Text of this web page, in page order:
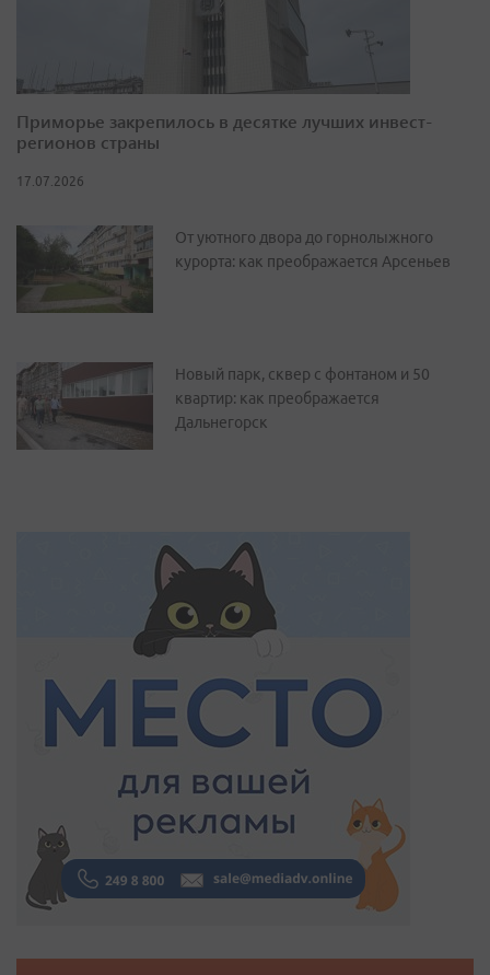
Приморье закрепилось в десятке лучших инвест-
регионов страны
17.07.2026
От уютного двора до горнолыжного
курорта: как преображается Арсеньев
Новый парк, сквер с фонтаном и 50
квартир: как преображается
Дальнегорск